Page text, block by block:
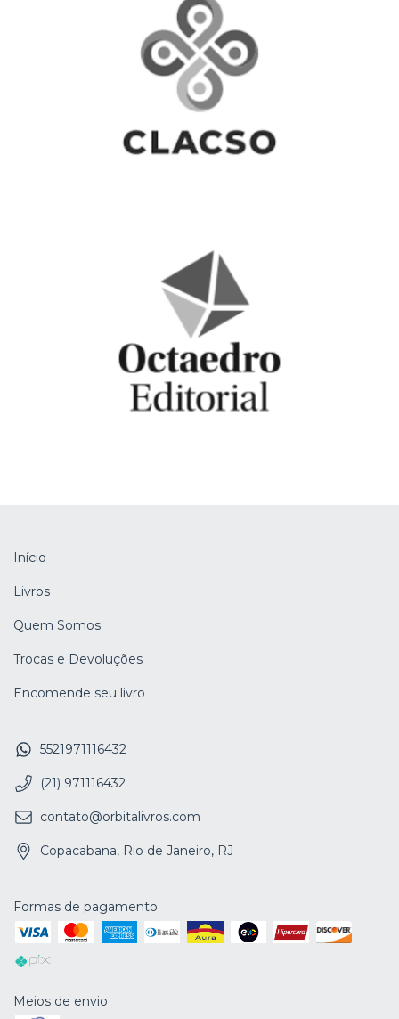
Início
Livros
Quem Somos
Trocas e Devoluções
Encomende seu livro
5521971116432
(21) 971116432
contato@orbitalivros.com
Copacabana, Rio de Janeiro, RJ
Formas de pagamento
Meios de envio